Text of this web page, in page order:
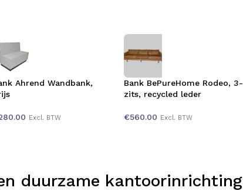
Ahrend Wandbank,
Excl. BTW
Bank BePureHome Rodeo, 3-
zits, recycled leder
€560.00 Excl. BTW
duurzame kantoorinrichting